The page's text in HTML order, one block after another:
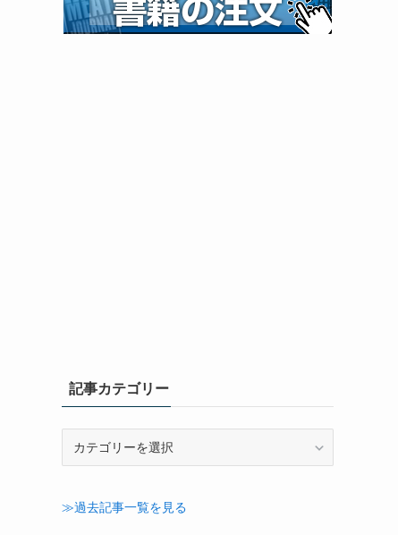
記事カテゴリー
ゴ
≫過去記事一覧を見る